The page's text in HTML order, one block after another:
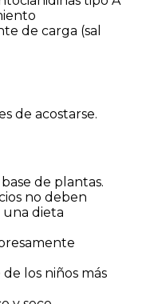
de carga (sal
de acostarse.
de plantas.
no deben
dieta
los niños más